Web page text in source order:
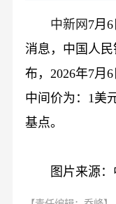
中新网 7月
消息，中国人
布，2026年7月
中间价为：1美
基点。
图片来源